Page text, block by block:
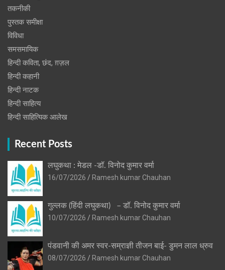
तकनीकी
पुस्‍तक समीक्षा
विविधा
समसमायिक
हिन्दी कविता, छंद, ग़ज़ल
हिन्दी कहानी
हिन्‍दी नाटक
हिन्दी साहित्य
हिन्दी साहित्यिक आलेख
Recent Posts
लघुकथा : मेडल -डॉ. विनोद कुमार वर्मा
16/07/2026
Ramesh kumar Chauhan
गुल्लक (हिंदी लघुकथा) – डॉ. विनोद कुमार वर्मा
10/07/2026
Ramesh kumar Chauhan
पंडवानी की अमर स्वर-सम्राज्ञी तीजन बाई- डुमन लाल ध्रुव
08/07/2026
Ramesh kumar Chauhan